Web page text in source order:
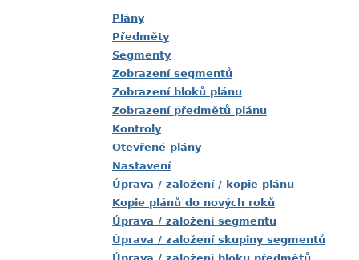
Plány
Předměty
Segmenty
Zobrazení segmentů
Zobrazení bloků plánu
Zobrazení předmětů plánu
Kontroly
Otevřené plány
Nastavení
Úprava / založení / kopie plánu
Kopie plánů do nových roků
Úprava / založení segmentu
Úprava / založení skupiny segmentů